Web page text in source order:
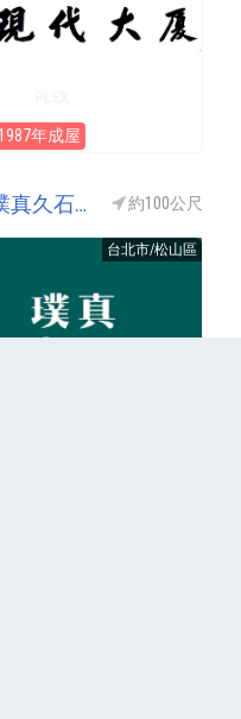
1987年成屋
璞真久石讓 約100公尺
台北市/松山區